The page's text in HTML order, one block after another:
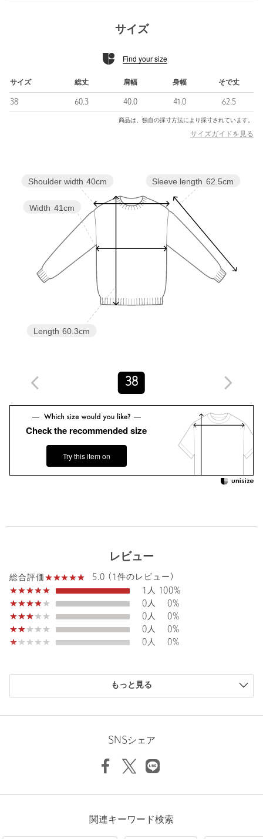
ドライタッチでシアー感があるカットソーを使用した、フロント
レンジができるデザインです。
シリーズのボートネックトップスと合わせてアンサンブルとして
ラフな着心地ながら、モードな雰囲気をまとえる一着です。
・商品はネックに結べる紐が付属します。商品単体の画像をご確
＜Ernie Palo(アーニー パロ)＞
フレンチシックな雰囲気を纏い、少し粗野で控えめに表現された
洋服に留まることなくアーティストとのコラボレーションでイン
テリアの制作や、スタイリングと共に楽しめるビジュアルを毎シ
ーズン発表しています。
【注意事項】
※商品に「取り扱い上の注意書き」、「洗濯表示」がございます
場合は、使用前に必ずご確認ください。
※商品画像は、光の当たり具合やパソコンなどの閲覧環境によ
り、実際の色味と異なって見える場合がございます。あらかじめ
※商品の色味の目安は、商品単体の画像をご参照ください。
店舗へお問い合わせの際は、全国の6(ROKU)各店舗まで下記の品
商品詳細
注文キャンセル 対象商品
対象商品
裾上げ 対象外商品 裾上げについて
サイズ
Find your size
サイズ 総丈 肩幅 身幅 そで丈
38 60.3 40.0 41.0 62.5
商品は、独自の採寸方法により採寸されています。
サイズガイドを見る
Sleeve length 62.5cm
Length 60.3cm
Width 41cm
Shoulder width 40cm
38
Check the recommended size
Try this item on
レビュー
総合評価
5.0 (1件のレビュー)
1人 100%
0人
0%
0人
0%
0人
0%
0人
0%
もっと見る
SNSシェア
関連キーワード検索